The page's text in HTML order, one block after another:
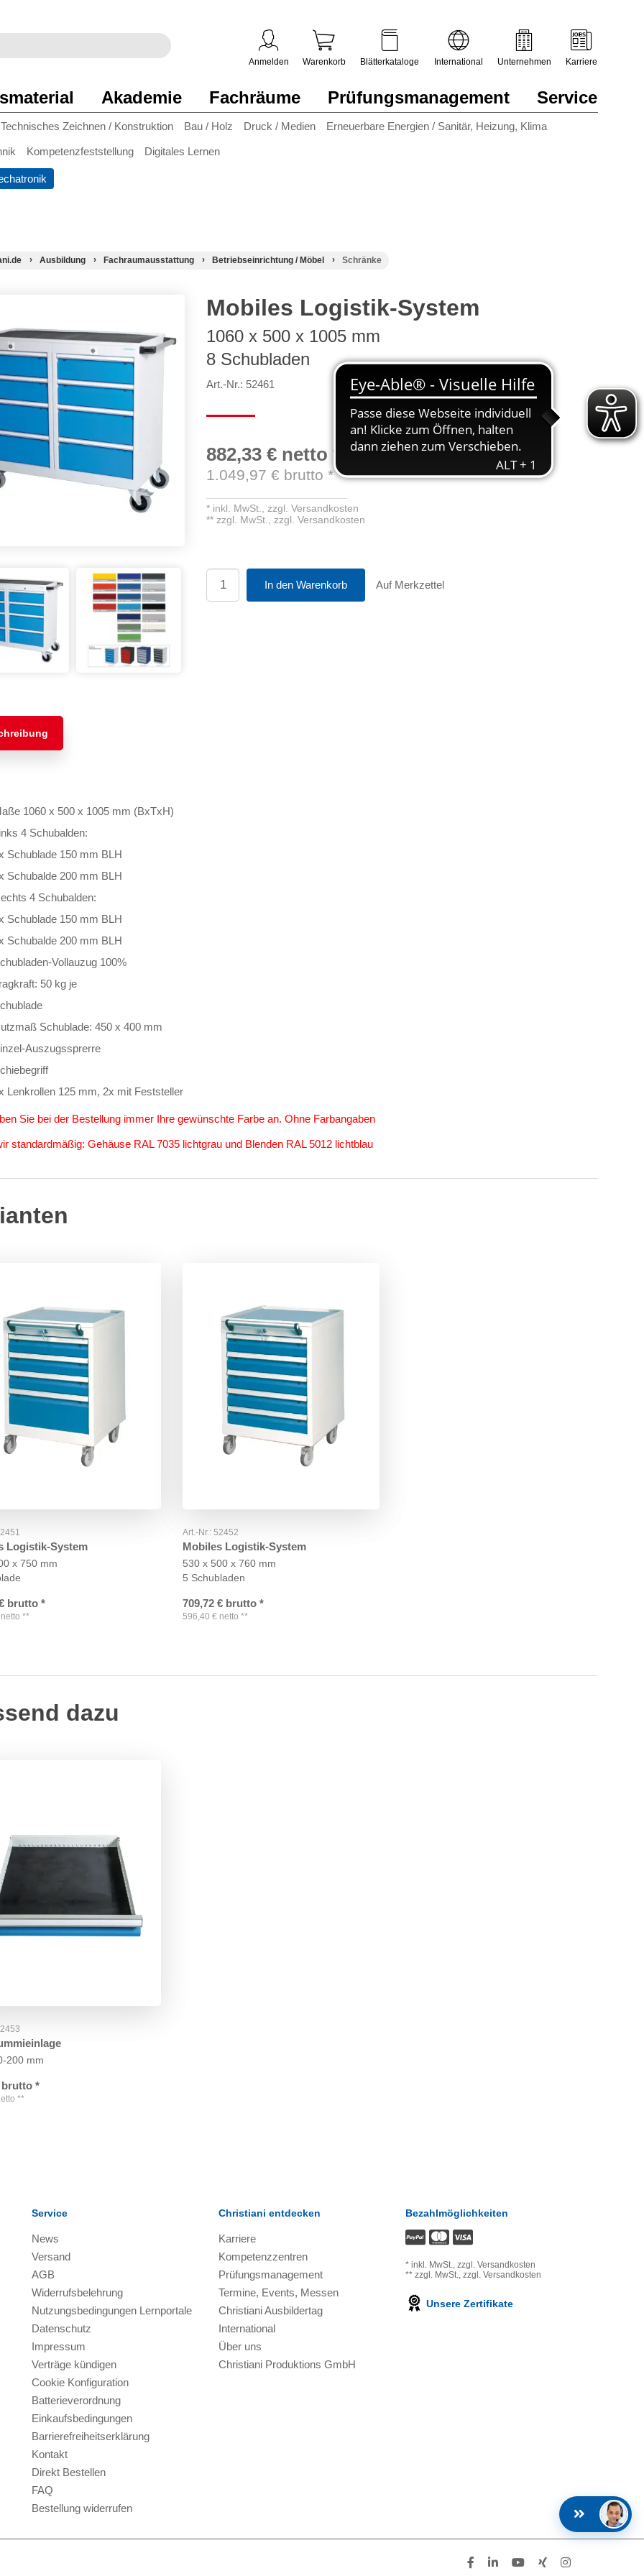
Technisches Zeichnen / Konstruktion Bau / Holz Druck / Medien Erneuerbare Energien / Sanitär, Heizung, Klima
Kompetenzfeststellung Digitales Lernen
Akademie Fachräume Prüfungsmanagement Service
Anmelden Warenkorb Blätterkataloge International Unternehmen Karriere
Ausbildung Fachraumausstattung Betriebseinrichtung / Möbel Schränke
Mobiles Logistik-System
1060 x 500 x 1005 mm
8 Schubladen
Art.-Nr.: 52461
882,33 € netto **
1.049,97 € brutto *
* inkl. MwSt.,zzgl. Versandkosten
**zzgl. MwSt.,zzgl. Versandkosten
In den Warenkorb Auf Merkzettel
1060 x 500 x 1005 mm (BxTxH)
4 Schubalden:
Schublade 150 mm BLH
Schubalde 200 mm BLH
4 Schubalden:
Schublade 150 mm BLH
Schubalde 200 mm BLH
Vollauzug 100%
50 kg je
Schublade: 450 x 400 mm
Auszugssprerre
Lenkrollen 125 mm, 2x mit Feststeller
Sie bei der Bestellung immer Ihre gewünschte Farbe an. Ohne Farbangaben
standardmäßig: Gehäuse RAL 7035 lichtgrau und Blenden RAL 5012 lichtblau
Logistik-System
x 750 mm
brutto *
netto **
Art.-Nr.: 52452
Mobiles Logistik-System
530 x 500 x 760 mm
5 Schubladen
709,72 € brutto *
596,40 € netto **
dazu
200 mm
brutto *
**
Service
News
Versand
AGB
Widerrufsbelehrung
Nutzungsbedingungen Lernportale
Datenschutz
Impressum
Verträge kündigen
Cookie Konfiguration
Batterieverordnung
Einkaufsbedingungen
Barrierefreiheitserklärung
Kontakt
Direkt Bestellen
FAQ
Bestellung widerrufen
Christiani entdecken
Karriere
Kompetenzzentren
Prüfungsmanagement
Termine, Events, Messen
Christiani Ausbildertag
International
Über uns
Christiani Produktions GmbH
Bezahlmöglichkeiten
* inkl. MwSt., zzgl. Versandkosten
** zzgl. MwSt., zzgl. Versandkosten
Unsere Zertifikate